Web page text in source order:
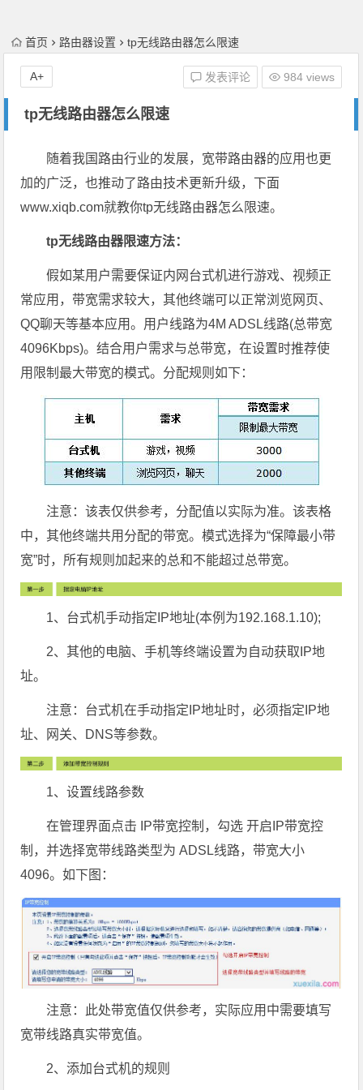
首页 路由器设置 tp无线路由器怎么限速
tp无线路由器怎么限速
发表评论 984 views
A+
随着我国路由行业的发展，宽带路由器的应用也更
加的广泛，也推动了路由技术更新升级，下面
www.xiqb.com就教你tp无线路由器怎么限速。
tp无线路由器限速方法：
假如某用户需要保证内网台式机进行游戏、视频正
常应用，带宽需求较大，其他终端可以正常浏览网页、
QQ聊天等基本应用。用户线路为4M ADSL线路(总带宽
4096Kbps)。结合用户需求与总带宽，在设置时推荐使
用限制最大带宽的模式。分配规则如下：
注意：该表仅供参考，分配值以实际为准。该表格
中，其他终端共用分配的带宽。模式选择为“保障最小带
宽”时，所有规则加起来的总和不能超过总带宽。
1、台式机手动指定IP地址(本例为192.168.1.10);
2、其他的电脑、手机等终端设置为自动获取IP地
址。
注意：台式机在手动指定IP地址时，必须指定IP地
址、网关、DNS等参数。
1、设置线路参数
在管理界面点击 IP带宽控制，勾选 开启IP带宽控
制，并选择宽带线路类型为 ADSL线路，带宽大小
4096。如下图：
注意：此处带宽值仅供参考，实际应用中需要填写
宽带线路真实带宽值。
2、添加台式机的规则